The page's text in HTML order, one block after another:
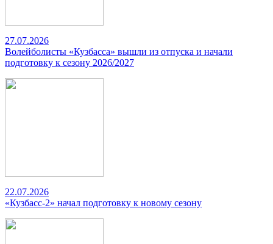
27.07.2026
Волейболисты «Кузбасса» вышли из отпуска и начали
подготовку к сезону 2026/2027
22.07.2026
«Кузбасс-2» начал подготовку к новому сезону